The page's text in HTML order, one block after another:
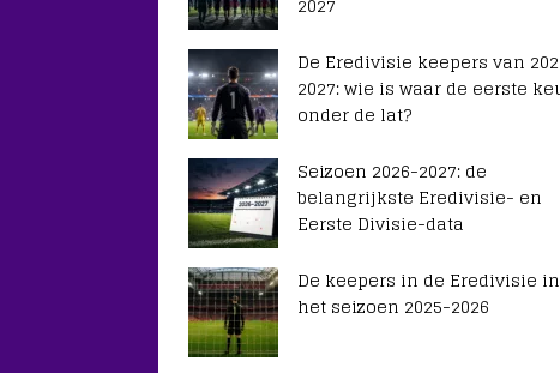
De Eredivisie keepers van
2027: wie is waar de eerste
onder de lat?
Seizoen 2026-2027: de
belangrijkste Eredivisie- en
Eerste Divisie-data
De keepers in de Eredivisie in
het seizoen 2025-2026